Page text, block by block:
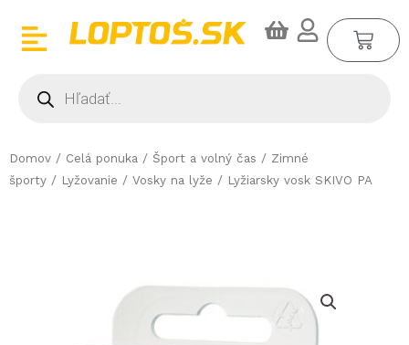
Domov / Celá ponuka / Šport a volný čas / Zimné
športy / Lyžovanie / Vosky na lyže / Lyžiarsky vosk SKIVO PA